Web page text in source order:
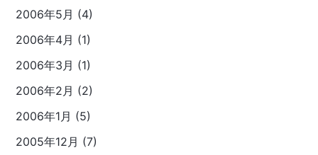
2006年5月 (4)
2006年4月 (1)
2006年3月 (1)
2006年2月 (2)
2006年1月 (5)
2005年12月 (7)